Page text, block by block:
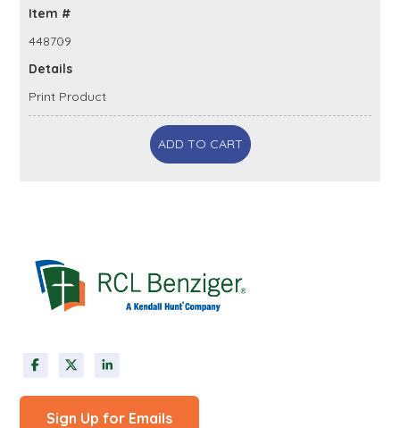
Item #
448709
Details
Print Product
ADD TO CART
Sign Up for Emails